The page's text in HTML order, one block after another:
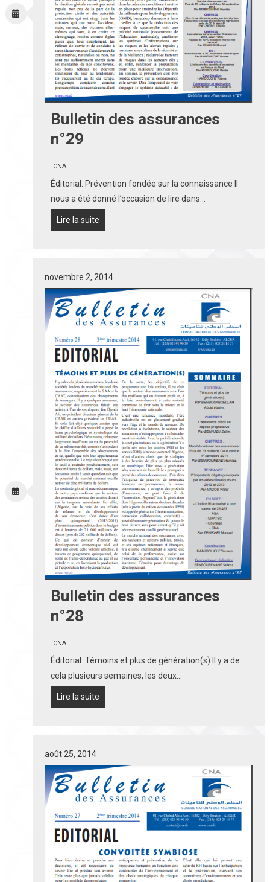
Bulletin des assurances
n°29
CNA
Éditorial: Prévention fondée sur la connaissance Il
nous a été donné l’occasion de lire dans…
Lire la suite
novembre 2, 2014
Bulletin des assurances
n°28
CNA
Éditorial: Témoins et plus de génération(s) Il y a de
cela plusieurs semaines, les deux…
Lire la suite
août 25, 2014